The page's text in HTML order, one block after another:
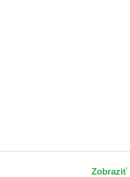
Zobraziť